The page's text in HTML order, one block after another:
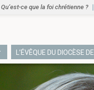
Qu’est-ce que la foi chrétienne ?
L’ÉVÊQUE DU DIOCÈSE